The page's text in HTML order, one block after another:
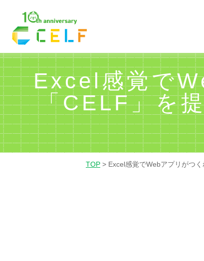
Excel感覚で
「CELF」を
TOP > Excel感覚でWebアプリがつ